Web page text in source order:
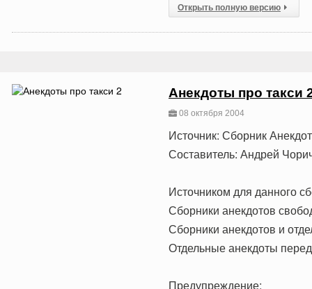
Открыть полную версию
Анекдоты про такси
08 октября 2004
Источник: Сборник
Составитель: Андрей
Источником для данного
Сборники анекдотов
Сборники анекдотов и
Отдельные анекдоты
Предупреждение: